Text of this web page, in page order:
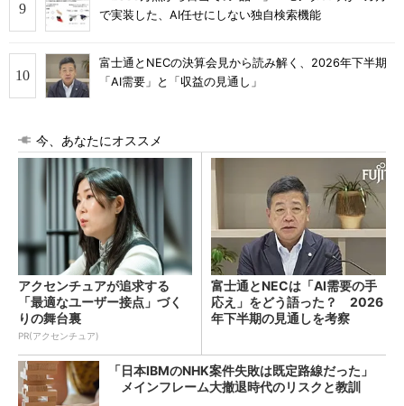
で実装した、AI任せにしない独自検索機能
富士通とNECの決算会見から読み解く、2026年下半期
「AI需要」と「収益の見通し」
今、あなたにオススメ
アクセンチュアが追求する
「最適なユーザー接点」づく
りの舞台裏
PR(アクセンチュア)
富士通とNECは「AI需要の手
応え」をどう語った？ 2026
年下半期の見通しを考察
「日本IBMのNHK案件失敗は既定路線だった」
メインフレーム大撤退時代のリスクと教訓